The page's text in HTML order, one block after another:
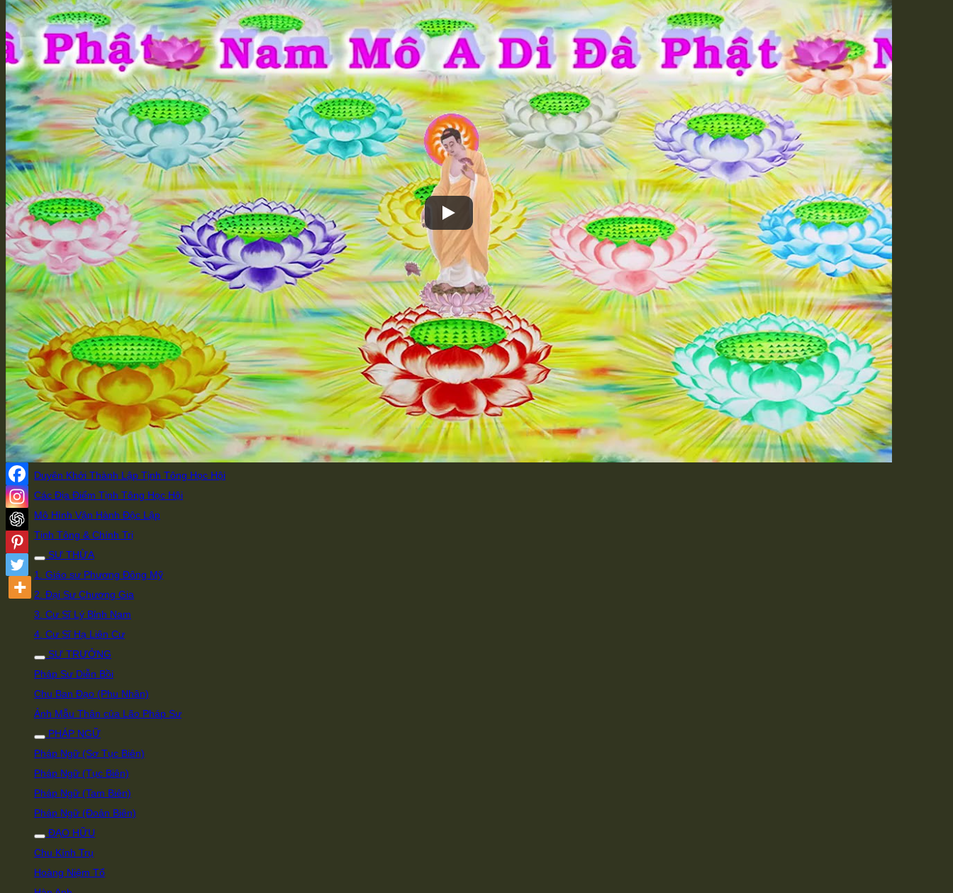
Vì Sao Xuất Gia
Bí Quyết Giảng Kinh
Học Tập Sư Thừa
Đồng Tham Đạo Hữu
Truyền Pháp Qua Mạng
Quả Báo Của Bản Thân
Hồi Quy Tịnh Độ
Bảo Vật Vô Giá
Cuốn Sách Nho Đầu Tiên
Cuốn Kinh Phật Đầu Tiên
Từ Không Vọng Ngữ Mà Bắt Đầu
Giới Thiệu Thiện Tri Thức
Hoằng Pháp & Hộ Pháp
Tôi Đến Để Làm Hộ Pháp
Phê Bình và Hủy Báng
Hai Chìa Khóa Học Phật Học Nho
Chọn Di Đà Yếu Giải
Làm Việc Sai Thì Mới Sinh Bệnh
Súc Sanh Hiểu Lòng Người
Có Thể Giải Thì Có Thể Hành
Trà Thô Cơm Đạm Giữ Bình An
HỌC HỘI
Giới Thiệu Đạo Sư của Tịnh Tông Học Hội
Duyên Khởi Thành Lập Tịnh Tông Học Hội
Các Địa Điểm Tịnh Tông Học Hội
Mô Hình Vận Hành Độc Lập
Tịnh Tông & Chính Trị
SƯ THỪA
1. Giáo sư Phương Đông Mỹ
2. Đại Sư Chương Gia
3. Cư Sĩ Lý Bỉnh Nam
4. Cư Sĩ Hạ Liên Cư
SƯ TRƯỞNG
Pháp Sư Diễn Bồi
Chu Ban Đạo (Phu Nhân)
Ảnh Mẫu Thân của Lão Pháp Sư
PHÁP NGỮ
Pháp Ngữ (Sơ Tục Biên)
Pháp Ngữ (Tục Biên)
Pháp Ngữ (Tam Biên)
Pháp Ngữ (Đoản Biên)
ĐẠO HỮU
Chu Kính Trụ
Hoàng Niệm Tổ